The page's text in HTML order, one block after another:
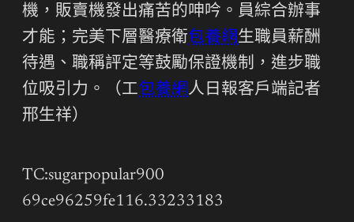
機，販賣機發出痛苦的呻吟。員綜合辦事
才能；完美下層醫療衛包養網生職員薪酬
待遇、職稱評定等鼓勵保證機制，進步職
位吸引力。（工包養網人日報客戶端記者
邢生祥）
TC:sugarpopular900
69ce96259fe116.33233183